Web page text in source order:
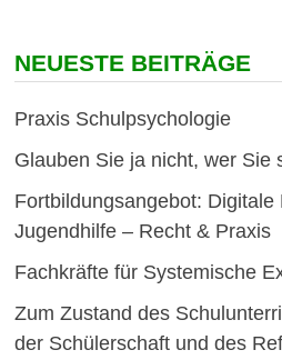
NEUESTE BEITRÄGE
Praxis Schulpsychologie
Glauben Sie ja nicht, wer Sie
Fortbildungsangebot:
Jugendhilfe – Recht & Praxis
Fachkräfte für Systemische
Zum Zustand des
der Schülerschaft und des